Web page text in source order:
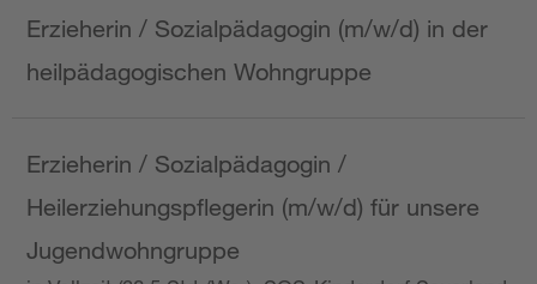
Erzieherin / Sozialpädagogin (m/w/d) in der
heilpädagogischen Wohngruppe
Erzieherin / Sozialpädagogin /
Heilerziehungspflegerin (m/w/d) für unsere
Jugendwohngruppe